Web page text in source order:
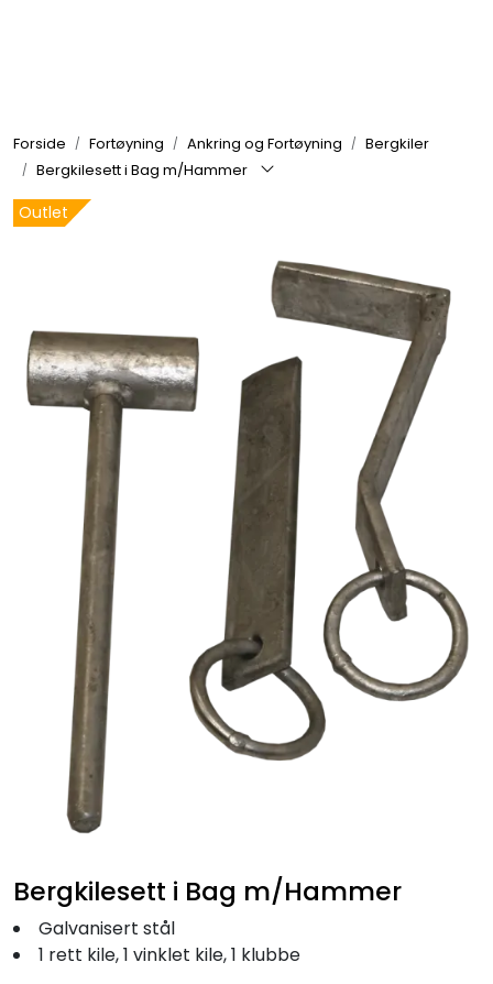
Forside Fortøyning Ankring og Fortøyning
Bergkiler
Bergkilesett i Bag m/Hammer
Outlet
Bergkilesett i Bag m/Hammer
Galvanisert stål
1 rett kile, 1 vinklet kile, 1 klubbe
Elektrisk
Bygg/Innredning
VVS
Motor/Styring
Fortøyning
Fritid/Sikkerhet
Båtpleie/Opplag
Seil
Outlet
Kampanje